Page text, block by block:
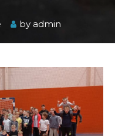
by admin